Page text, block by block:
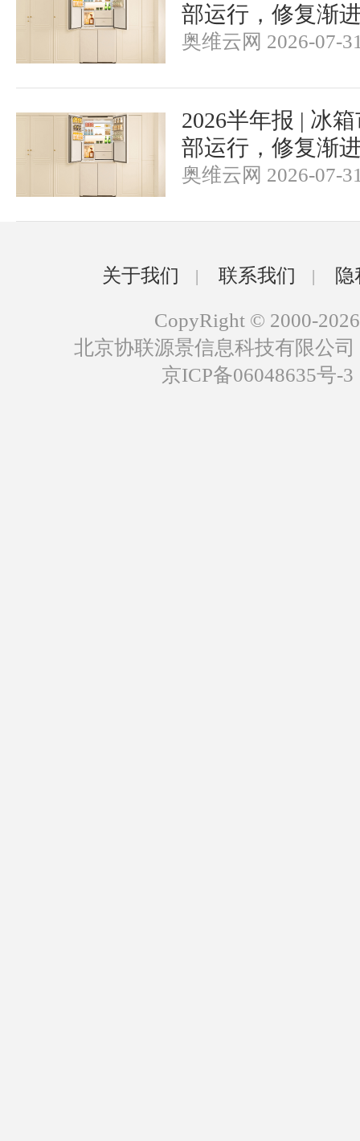
部运行，修复渐
奥维云网 2026-07-
2026半年报 | 冰
部运行，修复渐
奥维云网 2026-07-
关于我们 | 联系我们 |
CopyRight © 2000-2026
北京协联源景信息科技有限公
京ICP备06048635号-3